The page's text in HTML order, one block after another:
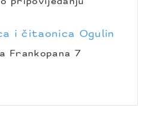
i čitaonica Ogulin
Frankopana 7